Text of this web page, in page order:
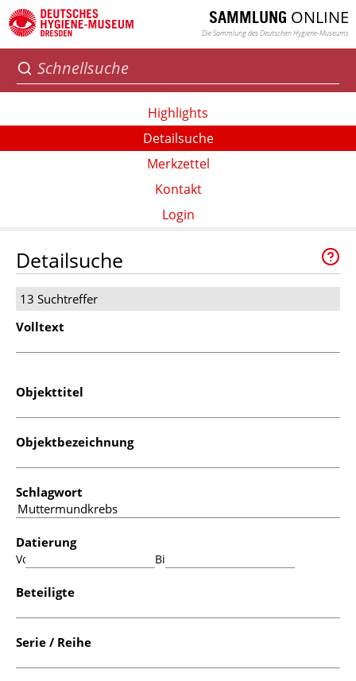
SAMMLUNG ONLINE
Die Sammlung des Deutschen Hygiene-Museums
Highlights
Detailsuche
Merkzettel
Kontakt
Login
Detailsuche
13 Suchtreffer
Volltext
Objekttitel
Objektbezeichnung
Schlagwort
Datierung
Von: Bis:
Beteiligte
Serie / Reihe